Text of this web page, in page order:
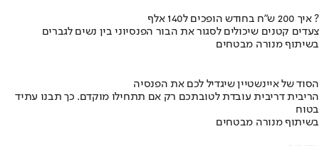
איך 200 ש"ח בחודש הופכים ל140 אלף ?
צעדים קטנים שיכולים לסגור את הבור הפנסיוני בין נשים לגברים
בשיתוף מנורה מבטחים
הסוד של איינשטיין שיגדיל לכם את הפנסיה
הריבית דריבית עובדת לטובתכם רק אם תתחילו מוקדם. כך תבנו עתיד
בטוח
בשיתוף מנורה מבטחים